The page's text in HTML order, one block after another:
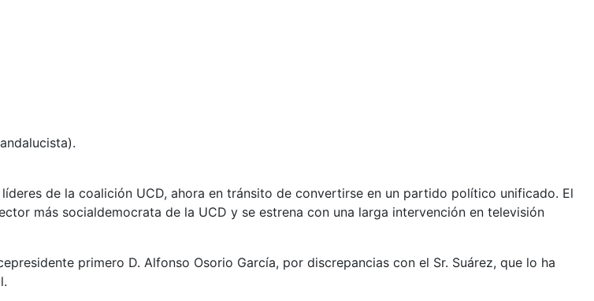
de la coalición UCD, ahora en tránsito de convertirse en un partido político unificado. El
más socialdemocrata de la UCD y se estrena con una larga intervención en televisión
primero D. Alfonso Osorio García, por discrepancias con el Sr. Suárez, que lo ha